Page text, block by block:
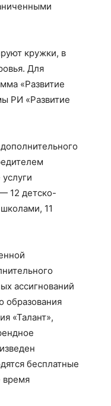
кружки, в
Для
«Развитие
РИ «Развитие
12 детско-
11
ассигнований
образования
«Талант»,
бесплатные
время